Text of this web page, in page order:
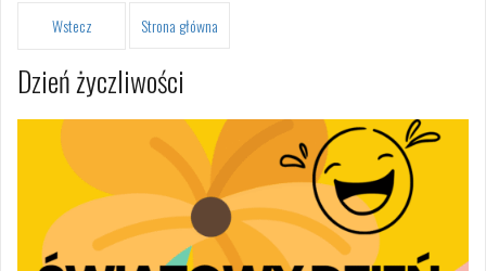
Strona główna
Dzień życzliwości